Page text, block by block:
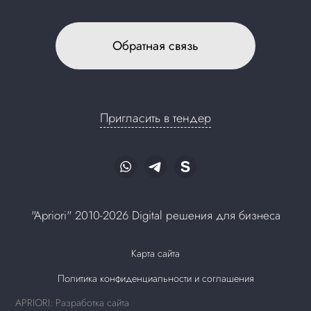
Обратная связь
Пригласить в тендер
"Apriori" 2010-2026 Digital решения для бизнеса
Карта сайта
Политика конфиденциальности и соглашения
APRIORI: Разработка сайта